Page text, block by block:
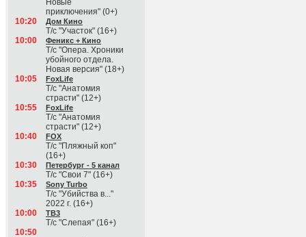
Новые
приключения" (0+)
10:20
Дом Кино
Т/с "Участок" (16+)
10:00
Феникс + Кино
Т/с "Опера. Хроники
убойного отдела.
Новая версия" (18+)
10:05
FoxLife
Т/с "Анатомия
страсти" (12+)
10:55
FoxLife
Т/с "Анатомия
страсти" (12+)
10:40
FOX
Т/с "Пляжный коп"
(16+)
10:30
Петербург - 5 канал
Т/с "Свои 7" (16+)
10:35
Sony Turbo
Т/с "Убийства в..."
2022 г. (16+)
10:00
ТВ3
Т/с "Слепая" (16+)
10:50